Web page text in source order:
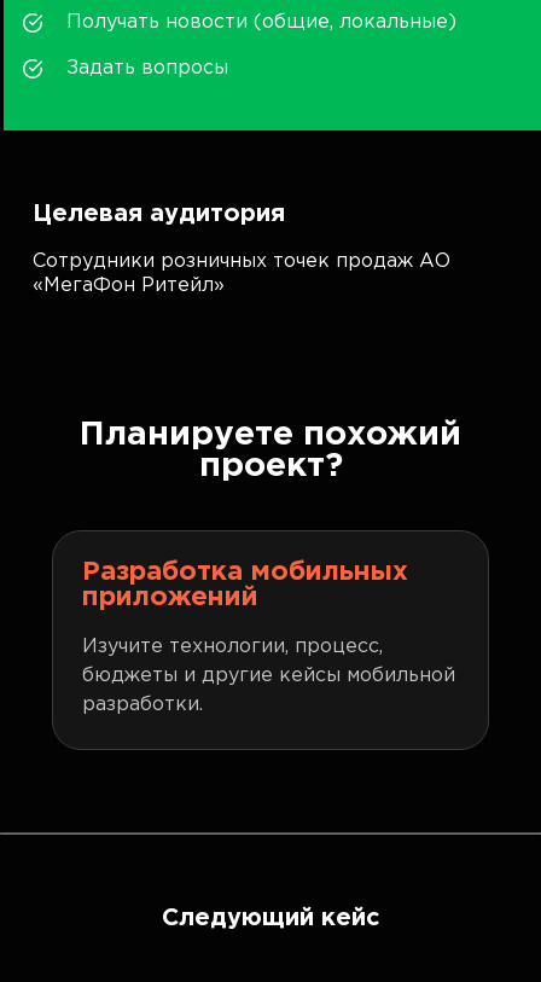
Получать новости (общие, локальные)
Задать вопросы
Целевая аудитория
Сотрудники розничных точек продаж АО
«МегаФон Ритейл»
Планируете похожий
проект?
Разработка мобильных
приложений
Изучите технологии, процесс,
бюджеты и другие кейсы мобильной
разработки.
Следующий кейс